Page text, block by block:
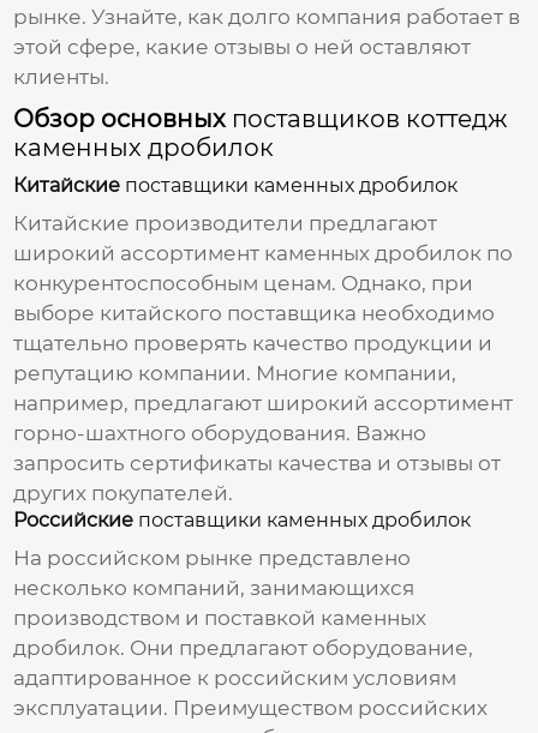
рынке. Узнайте, как долго компания работает в
этой сфере, какие отзывы о ней оставляют
клиенты.
Обзор основных поставщиков коттедж
каменных дробилок
Китайские поставщики каменных дробилок
Китайские производители предлагают
широкий ассортимент каменных дробилок по
конкурентоспособным ценам. Однако, при
выборе китайского поставщика необходимо
тщательно проверять качество продукции и
репутацию компании. Многие компании,
например, предлагают широкий ассортимент
горно-шахтного оборудования. Важно
запросить сертификаты качества и отзывы от
других покупателей.
Российские поставщики каменных дробилок
На российском рынке представлено
несколько компаний, занимающихся
производством и поставкой каменных
дробилок. Они предлагают оборудование,
адаптированное к российским условиям
эксплуатации. Преимуществом российских